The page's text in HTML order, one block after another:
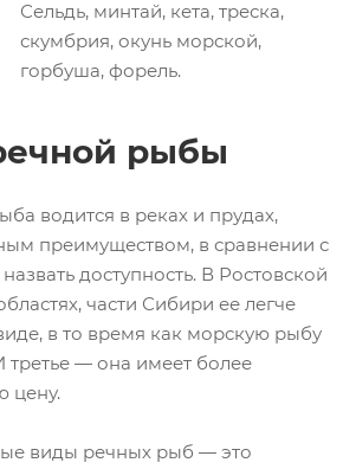
Сельдь, минтай, кета, треска,
скумбрия, окунь морской,
горбуша, форель.
рыбы
водится в реках и прудах,
преимуществом, в сравнении с
доступность. В Ростовской
части Сибири ее легче
в то время как морскую рыбу
— она имеет более
цену.
виды речных рыб — это